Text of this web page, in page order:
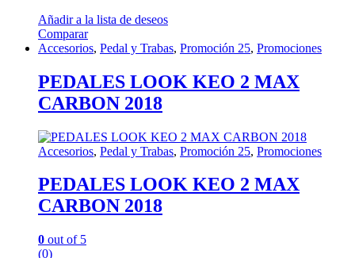
Añadir a la lista de deseos
Comparar
Accesorios, Pedal y Trabas, Promoción 25, Promociones
PEDALES LOOK KEO 2 MAX
CARBON 2018
Accesorios, Pedal y Trabas, Promoción 25, Promociones
PEDALES LOOK KEO 2 MAX
CARBON 2018
0 out of 5
(0)